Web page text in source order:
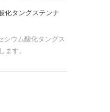
化タングステンナ
シウム酸化タングス
ます。